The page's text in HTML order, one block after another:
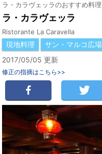
ラ・カラヴェッラのおすすめ料
ラ・カラヴェッラ
Ristorante La Caravella
現地料理
サン・マルコ広
2017/05/05 更新
修正の指摘はこちら>>